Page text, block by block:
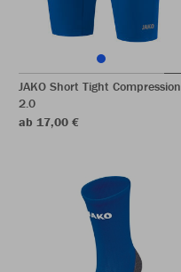
JAKO Short Tight Compression
2.0
ab 17,00 €